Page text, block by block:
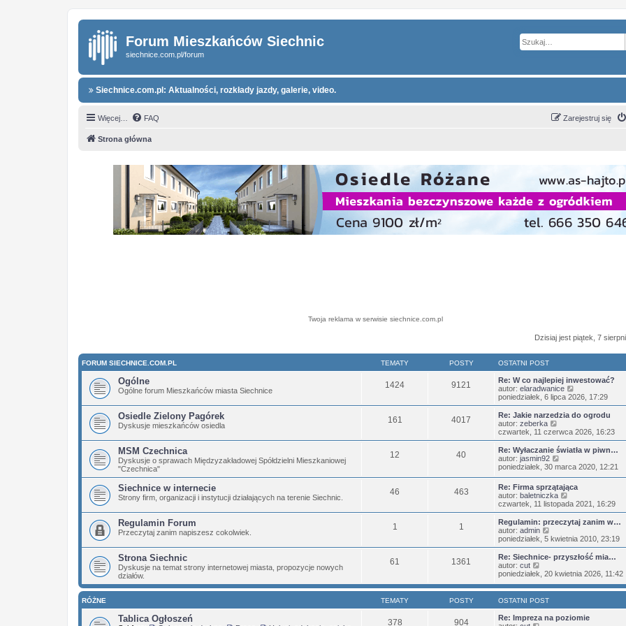
Forum Mieszkańców Siechnic
siechnice.com.pl/forum
Siechnice.com.pl: Aktualności, rozkłady jazdy, galerie, video.
Więcej… FAQ Zarejestruj się
Strona główna
Twoja reklama w serwisie siechnice.com.pl
Dzisiaj jest piątek, 7
FORUM SIECHNICE.COM.PL TEMATY POSTY OSTATNI POST
Ogólne
Ogólne forum Mieszkańców miasta Siechnice
1424 9121
Re: W co najlepiej inwestować?
autor: elaradwanice
y
ś
w
e
l
n
a
j
n
o
s
z
y
o
s
t
poniedziałek, 6 lipca 2026, 17:29
Osiedle Zielony Pagórek
Dyskusje mieszkańców osiedla
161 4017
Re: Jakie narzedzia do ogrodu
autor: zeberka
y
ś
w
i
e
n
a
j
n
o
s
z
y
o
t
czwartek, 11 czerwca 2026, 16:23
MSM Czechnica
Dyskusje o sprawach Międzyzakładowej Spółdzielni Mieszkaniowej
"Czechnica"
12 40
Re: Wyłaczanie światła w piwn…
autor: jasmin92
y
w
i
e
t
n
j
n
o
s
z
y
o
s
poniedziałek, 30 marca 2020, 12:21
Siechnice w internecie
Strony firm, organizacji i instytucji działających na terenie Siechnic.
46 463
Re: Firma sprzątająca
autor: baletniczka
y
ś
w
i
e
n
a
j
n
z
czwartek, 11 listopada 2021, 16:29
Regulamin Forum
Przeczytaj zanim napiszesz cokolwiek.
1 1
Regulamin: przeczytaj zanim w…
autor: admin
y
ś
w
e
l
n
poniedziałek, 5 kwietnia 2010, 23:19
Strona Siechnic
Dyskusje na temat strony internetowej miasta, propozycje nowych
działów.
61 1361
Re: Siechnice- przyszłość mia…
autor: cut
y
w
i
t
l
poniedziałek, 20 kwietnia 2026, 11:42
RÓŻNE TEMATY POSTY OSTATNI POST
Tablica Ogłoszeń 378 904
Re: Impreza na poziomie